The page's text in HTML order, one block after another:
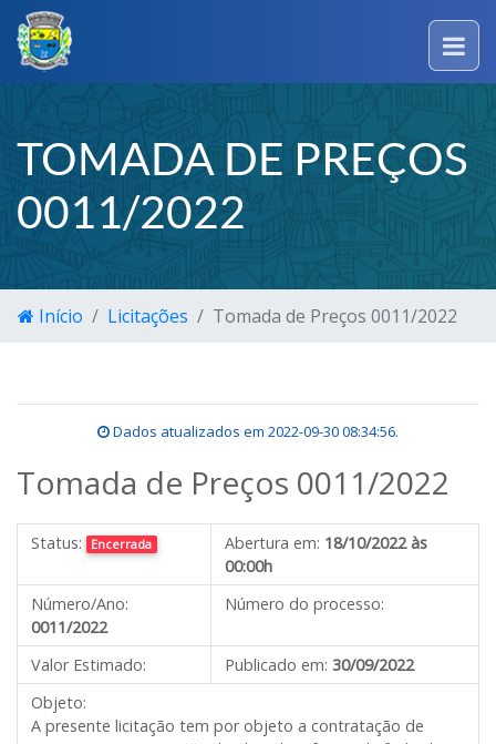
TOMADA DE PREÇOS
0011/2022
Início Licitações Tomada de Preços 0011/2022
Dados atualizados em 2022-09-30 08:34:56.
Tomada de Preços 0011/2022
Status: Encerrada Abertura em: 18/10/2022 às
00:00h
Número/Ano:
0011/2022
Número do processo:
Valor Estimado: Publicado em: 30/09/2022
Objeto:
A presente licitação tem por objeto a contratação de